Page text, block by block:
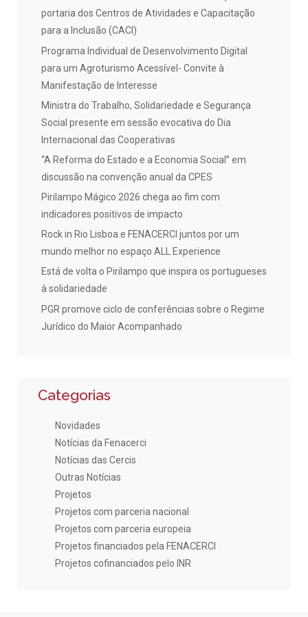
portaria dos Centros de Atividades e Capacitação
para a Inclusão (CACI)
Programa Individual de Desenvolvimento Digital
para um Agroturismo Acessível- Convite à
Manifestação de Interesse
Ministra do Trabalho, Solidariedade e Segurança
Social presente em sessão evocativa do Dia
Internacional das Cooperativas
“A Reforma do Estado e a Economia Social” em
discussão na convenção anual da CPES
Pirilampo Mágico 2026 chega ao fim com
indicadores positivos de impacto
Rock in Rio Lisboa e FENACERCI juntos por um
mundo melhor no espaço ALL Experience
Está de volta o Pirilampo que inspira os portugueses
à solidariedade
PGR promove ciclo de conferências sobre o Regime
Jurídico do Maior Acompanhado
Categorias
Novidades
Notícias da Fenacerci
Notícias das Cercis
Outras Notícias
Projetos
Projetos com parceria nacional
Projetos com parceria europeia
Projetos financiados pela FENACERCI
Projetos cofinanciados pelo INR